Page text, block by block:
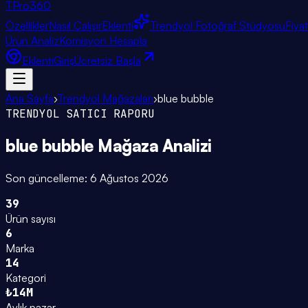
TPro360
ÖzelliklerNasıl ÇalışırEklenti Trendyol Fotoğraf Stüdyosu
Ürün AnalizKomisyon Hesapla
EklentiGirişÜcretsiz Başla
Ana Sayfa›Trendyol Mağazaları›blue bubble
TRENDYOL SATICI RAPORU
blue bubble Mağaza Analizi
Son güncelleme: 6 Ağustos 2026
39
Ürün sayısı
6
Marka
14
Kategori
₺14M